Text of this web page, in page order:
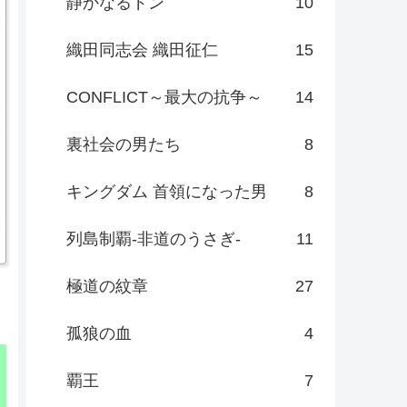
織田同志会 織田征仁 15
CONFLICT～最大の抗争～ 14
裏社会の男たち 8
キングダム 首領になった男 8
列島制覇-非道のうさぎ- 11
極道の紋章 27
孤狼の血 4
覇王 7